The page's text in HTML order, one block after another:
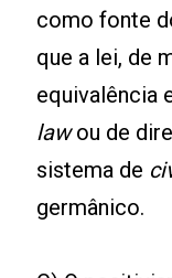
como fonte
que a lei, de
equivalência
lawou de
sistema de
germânico.